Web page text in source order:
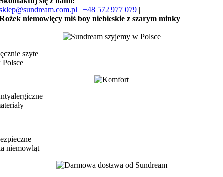
sklep@sundream.com.pl |+48 572 977 079 |
Rożek niemowlęcy miś boy niebieskie z szarym minky
szyte
Polsce
niemowląt